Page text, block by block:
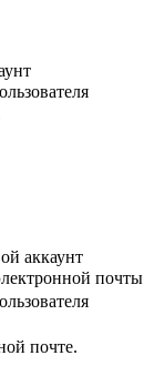
аккаунт
почты
почте.